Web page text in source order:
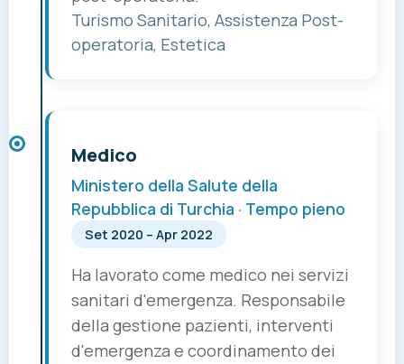
Turismo Sanitario, Assistenza Post-
operatoria, Estetica
Medico
Ministero della Salute della
Repubblica di Turchia · Tempo pieno
Set 2020 – Apr 2022
Ha lavorato come medico nei servizi
sanitari d'emergenza. Responsabile
della gestione pazienti, interventi
d'emergenza e coordinamento dei